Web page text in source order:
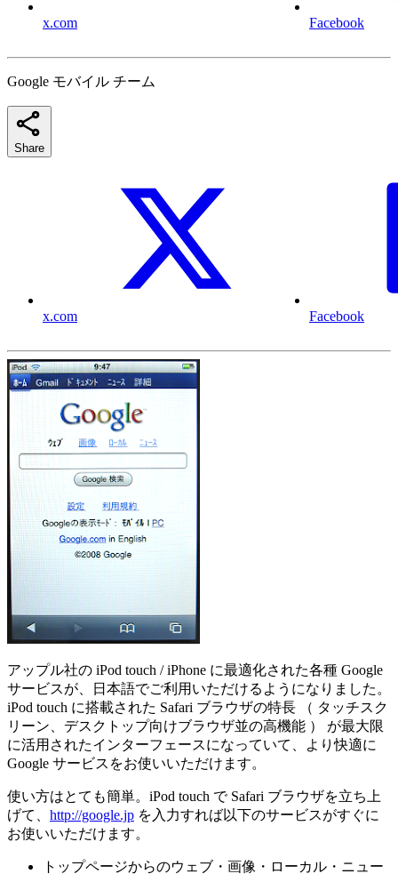
x.com Facebook
Google モバイル チーム
Share
x.com Facebook
アップル社の iPod touch / iPhone に最適化された各種 Google
サービスが、日本語でご利用いただけるようになりました。
iPod touch に搭載された Safari ブラウザの特長 （ タッチスク
リーン、デスクトップ向けブラウザ並の高機能 ） が最大限
に活用されたインターフェースになっていて、より快適に
Google サービスをお使いいただけます。
使い方はとても簡単。iPod touch で Safari ブラウザを立ち上
げて、 http://google.jp を入力すれば以下のサービスがすぐに
お使いいただけます。
トップページからのウェブ・画像・ローカル・ニュー